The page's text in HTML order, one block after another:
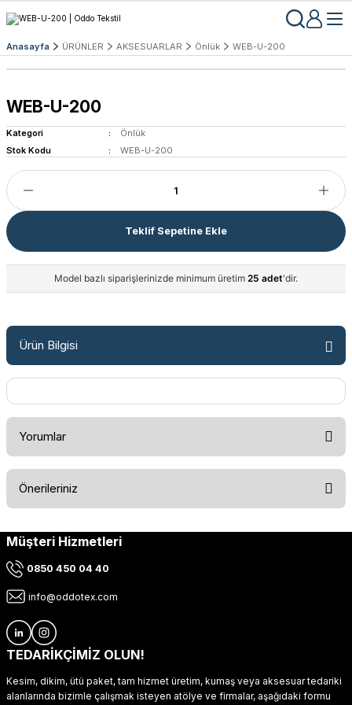
Anasayfa ÜRÜNLER AKSESUARLAR Önlük WEB-U-200
WEB-U-200
Kategori
Önlük
Stok Kodu
WEB-U-200
Teklif Sepetine Ekle
Model bazlı siparişlerinizde minimum üretim 25 adet'dir.
Ürün Bilgisi
Yorumlar
Önerileriniz
Bu ürünün fiyat bilgisi, resim, ürün açıklamalarında ve diğer
kullanarak tarafımıza iletebilirsiniz.
Ürün resmi kalitesiz, bozuk veya görüntülenemiyor.
Ürün açıklamasında eksik bilgiler bulunuyor.
Ürün fiyatı diğer sitelerden daha pahalı.
Müşteri Hizmetleri
0850 450 04 40
info@oddotex.com
TEDARİKÇİMİZ OLUN!
Kesim, dikim, ütü paket, tam hizmet üretim, kumaş veya aksesuar tedariki
alanlarında bizimle çalışmak isteyen atölye ve firmalar, aşağıdaki formu